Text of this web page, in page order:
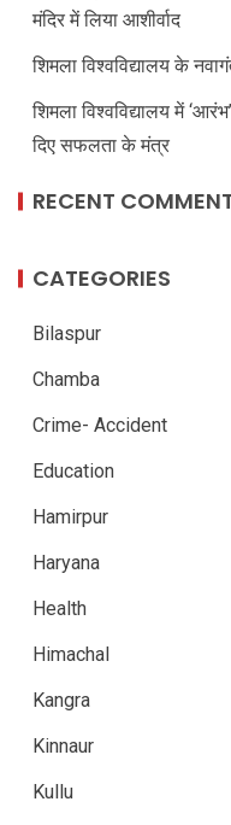
मंदिर में लिया आशीर्वाद
शिमला विश्वविद्यालय के
शिमला विश्वविद्यालय में
दिए सफलता के मंत्र
RECENT
CATEGORIES
Bilaspur
Chamba
Crime- Accident
Education
Hamirpur
Haryana
Health
Himachal
Kangra
Kinnaur
Kullu